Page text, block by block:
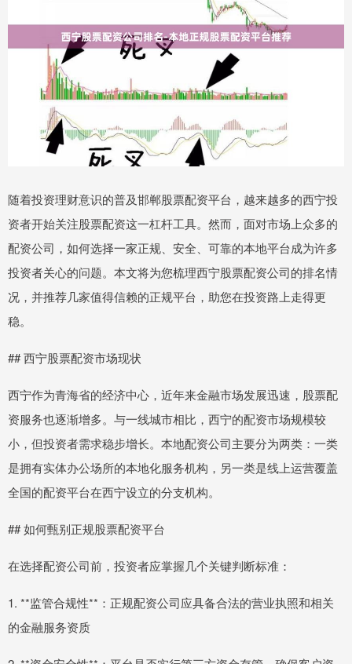
随着投资理财意识的普及邯郸股票配资平台，越来越多的西宁投
资者开始关注股票配资这一杠杆工具。然而，面对市场上众多的
配资公司，如何选择一家正规、安全、可靠的本地平台成为许多
投资者关心的问题。本文将为您梳理西宁股票配资公司的排名情
况，并推荐几家值得信赖的正规平台，助您在投资路上走得更
稳。
## 西宁股票配资市场现状
西宁作为青海省的经济中心，近年来金融市场发展迅速，股票配
资服务也逐渐增多。与一线城市相比，西宁的配资市场规模较
小，但投资者需求稳步增长。本地配资公司主要分为两类：一类
是拥有实体办公场所的本地化服务机构，另一类是线上运营覆盖
全国的配资平台在西宁设立的分支机构。
## 如何甄别正规股票配资平台
在选择配资公司前，投资者应掌握几个关键判断标准：
1. **监管合规性**：正规配资公司应具备合法的营业执照和相关
的金融服务资质